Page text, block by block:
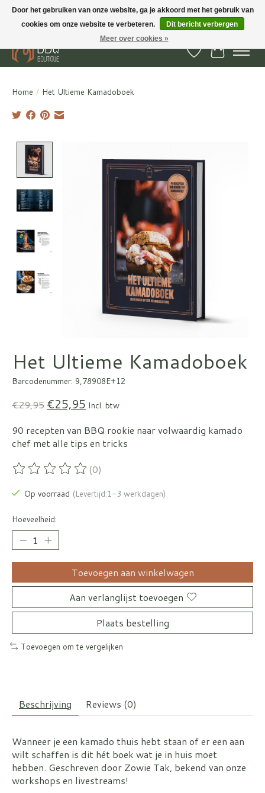
BBQ Boutique - Gratis verzenden en afhalen in Hedel en Kesteren
Verlanglijst
Home / Het Ultieme Kamadoboek
Het Ultieme Kamadoboek
Barcodenummer: 9,78908E+12
€29,95 €25,95 Incl. btw
90 recepten van BBQ rookie naar volwaardig kamado
chef met alle tips en tricks
De beoordeling van dit product is
(0)
Op voorraad (Levertijd:1-3 werkdagen)
Hoeveelheid:
Toevoegen aan winkelwagen
Aan verlanglijst toevoegen
Plaats bestelling
Toevoegen om te vergelijken
Beschrijving Reviews (0)
Wanneer je een kamado thuis hebt staan of er een aan
wilt schaffen is dit hét boek wat je in huis moet
hebben. Geschreven door Zowie Tak, bekend van onze
workshops en livestreams!
Door het gebruiken van onze website, ga je akkoord met het gebruik van
cookies om onze website te verbeteren.
Dit bericht verbergen
Meer over cookies »